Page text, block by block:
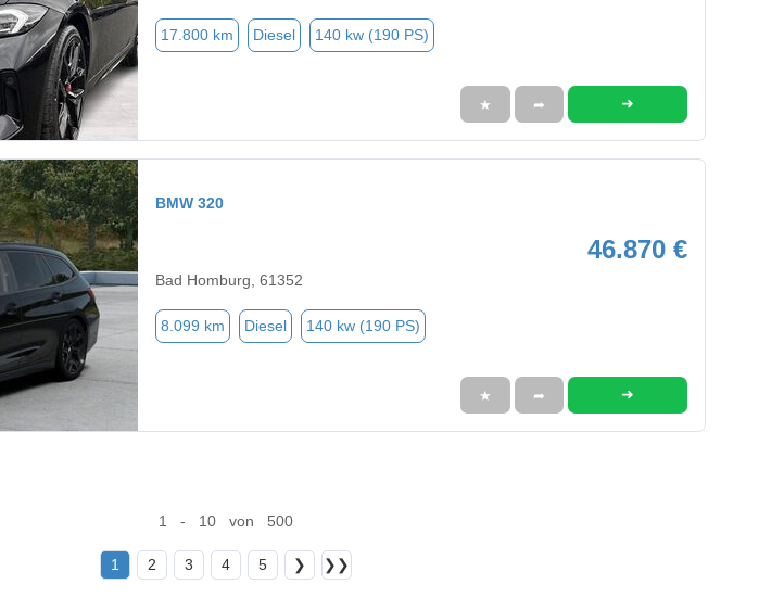
17.800 km Diesel 140 kw (190 PS)
★ ➦ ➜
BMW 320
46.870 €
Bad Homburg, 61352
8.099 km Diesel 140 kw (190 PS)
★ ➦ ➜
1 - 10 von 500
1 2 3 4 5 ❯ ❯❯